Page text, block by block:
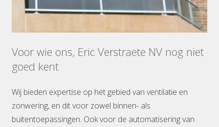
Voor wie ons, Eric Verstraete NV nog niet
goed kent
Wij bieden expertise op het gebied van ventilatie en
zonwering, en dit voor zowel binnen- als
buitentoepassingen. Ook voor de automatisering van